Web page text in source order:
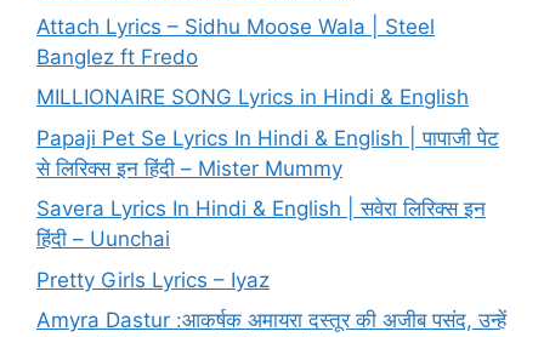
Attach Lyrics – Sidhu Moose Wala | Steel
Banglez ft Fredo
MILLIONAIRE SONG Lyrics in Hindi & English
Papaji Pet Se Lyrics In Hindi & English | पापाजी पेट
से लिरिक्स इन हिंदी – Mister Mummy
Savera Lyrics In Hindi & English | सवेरा लिरिक्स इन
हिंदी – Uunchai
Pretty Girls Lyrics – Iyaz
Amyra Dastur :आकर्षक अमायरा दस्तूर की अजीब पसंद, उन्हें